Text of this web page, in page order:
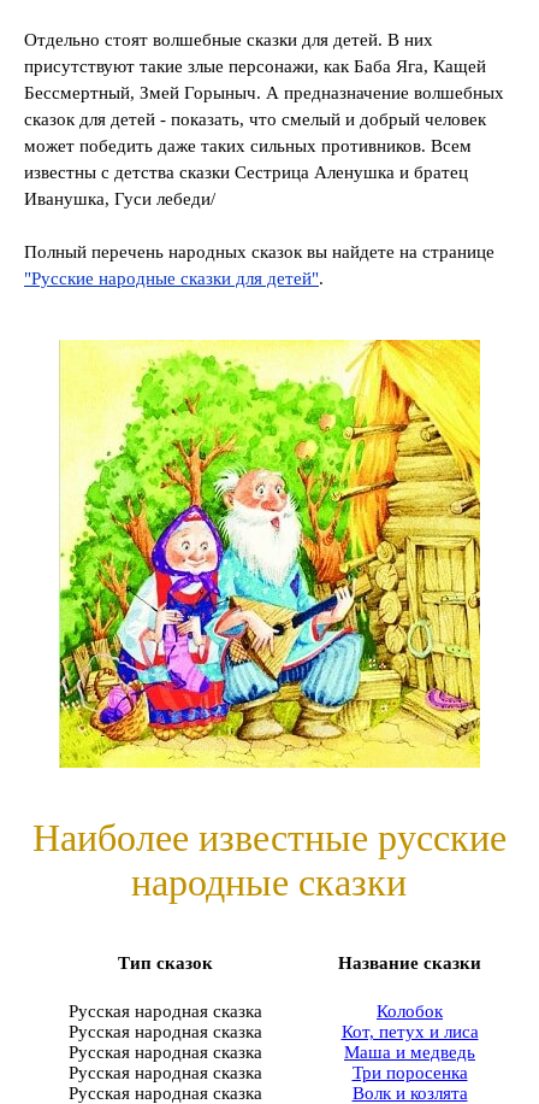
Отдельно стоят волшебные сказки для детей. В них
присутствуют такие злые персонажи, как Баба Яга, Кащей
Бессмертный, Змей Горыныч. А предназначение волшебных
сказок для детей - показать, что смелый и добрый человек
может победить даже таких сильных противников. Всем
известны с детства сказки Сестрица Аленушка и братец
Иванушка, Гуси лебеди/
Полный перечень народных сказок вы найдете на странице
"Русские народные сказки для детей".
Наиболее известные русские
народные сказки
Тип сказок Название сказки
Русская народная сказка
Колобок
Русская народная сказка
Кот, петух и лиса
Русская народная сказка
Маша и медведь
Русская народная сказка
Три поросенка
Русская народная сказка
Волк и козлята